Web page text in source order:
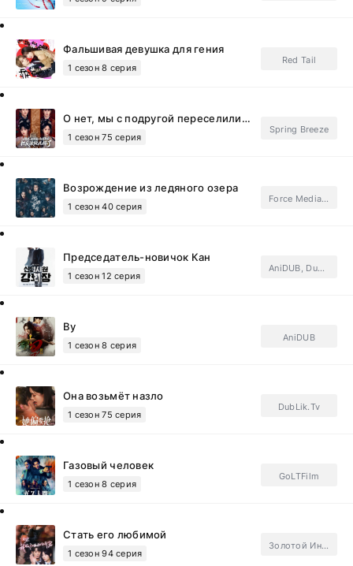
Фальшивая девушка для гения
1 сезон 8 серия
Red Tail
О нет, мы с подругой переселились в книгу и испортили злодея
1 сезон 75 серия
Spring Breeze
Возрождение из ледяного озера
1 сезон 40 серия
Force Media, Light Breeze
Председатель-новичок Кан
1 сезон 12 серия
AniDUB, DubLik.Tv, FSG Baddest Females.Subtitles, ФСГ Мания.Subtitles
Ву
1 сезон 8 серия
AniDUB
Она возьмёт назло
1 сезон 75 серия
DubLik.Tv
Газовый человек
1 сезон 8 серия
GoLTFilm
Стать его любимой
1 сезон 94 серия
Золотой Инлун